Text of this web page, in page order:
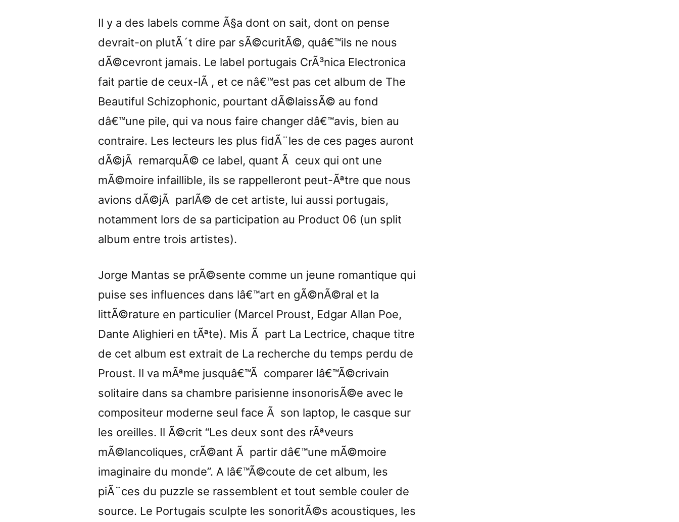
by
Il y a des labels comme Ã§a dont on sait, dont on pense
devrait-on plutÃ´t dire par sÃ©curitÃ©, quâ€™ils ne nous
dÃ©cevront jamais. Le label portugais CrÃ³nica Electronica
fait partie de ceux-lÃ , et ce nâ€™est pas cet album de The
Beautiful Schizophonic, pourtant dÃ©laissÃ© au fond
dâ€™une pile, qui va nous faire changer dâ€™avis, bien au
contraire. Les lecteurs les plus fidÃ¨les de ces pages auront
dÃ©jÃ remarquÃ© ce label, quant Ã ceux qui ont une
mÃ©moire infaillible, ils se rappelleront peut-Ãªtre que nous
avions dÃ©jÃ parlÃ© de cet artiste, lui aussi portugais,
notamment lors de sa participation au Product 06 (un split
album entre trois artistes).
Jorge Mantas se prÃ©sente comme un jeune romantique qui
puise ses influences dans lâ€™art en gÃ©nÃ©ral et la
littÃ©rature en particulier (Marcel Proust, Edgar Allan Poe,
Dante Alighieri en tÃªte). Mis Ã part La Lectrice, chaque titre
de cet album est extrait de La recherche du temps perdu de
Proust. Il va mÃªme jusquâ€™Ã comparer lâ€™Ã©crivain
solitaire dans sa chambre parisienne insonorisÃ©e avec le
compositeur moderne seul face Ã son laptop, le casque sur
les oreilles. Il Ã©crit “Les deux sont des rÃªveurs
mÃ©lancoliques, crÃ©ant Ã partir dâ€™une mÃ©moire
imaginaire du monde”. A lâ€™Ã©coute de cet album, les
piÃ¨ces du puzzle se rassemblent et tout semble couler de
source. Le Portugais sculpte les sonoritÃ©s acoustiques, les